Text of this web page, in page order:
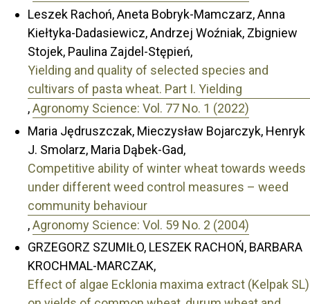
Leszek Rachoń, Aneta Bobryk-Mamczarz, Anna
Kiełtyka-Dadasiewicz, Andrzej Woźniak, Zbigniew
Stojek, Paulina Zajdel-Stępień,
Yielding and quality of selected species and
cultivars of pasta wheat. Part I. Yielding
,Agronomy Science: Vol. 77 No. 1 (2022)
Maria Jędruszczak, Mieczysław Bojarczyk, Henryk
J. Smolarz, Maria Dąbek-Gad,
Competitive ability of winter wheat towards weeds
under different weed control measures – weed
community behaviour
,Agronomy Science: Vol. 59 No. 2 (2004)
GRZEGORZ SZUMIŁO, LESZEK RACHOŃ, BARBARA
KROCHMAL-MARCZAK,
Effect of algae Ecklonia maxima extract (Kelpak SL)